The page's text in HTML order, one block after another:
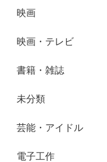
映画
映画・テレビ
書籍・雑誌
未分類
芸能・アイドル
電子工作